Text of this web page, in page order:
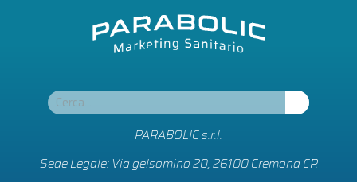
PARABOLIC s.r.l.
Sede Legale: Via gelsomino 20, 26100 Cremona CR